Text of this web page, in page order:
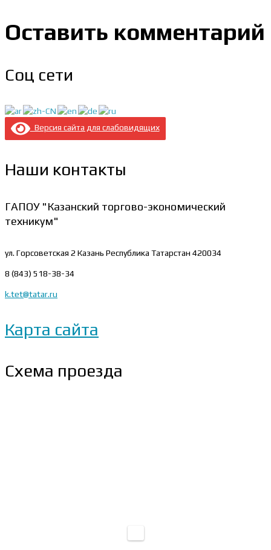
Оставить комментарий
Соц сети
Версия сайта для слабовидящих
Наши контакты
ГАПОУ "Казанский торгово-экономический
техникум"
ул. Горсоветская 2 Казань Республика Татарстан 420034
8 (843) 518-38-34
k.tet@tatar.ru
Карта сайта
Схема проезда